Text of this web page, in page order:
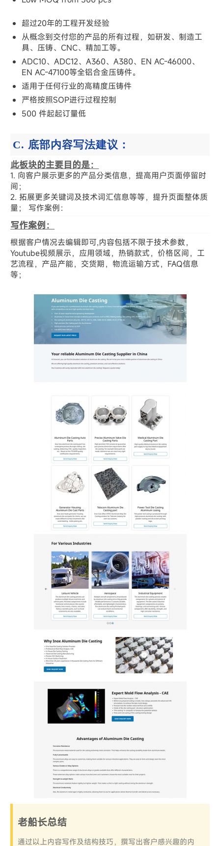
超过20年的工程开发经验
从概念到交付您的产品的所有过程，如研发、制造工
具、压铸、CNC、精加工等。
ADC10、ADC12、A360、A380、EN AC-46000、
EN AC-47100等全铝合金压铸件。
适用于任何行业的高精度压铸件
严格按照SOP进行过程控制
500 件起起订量低
C. 底部内容写法建议：
此板块的主要目的是：
1. 向客户展示更多的产品分类信息，提高用户页面停留时
间；
2. 拓展更多关键词及技术词汇信息等等，提升页面整体质
量； 写作案例：
写作案例：
根据客户情况去编辑即可,内容包括不限于技术参数，
Youtube视频展示，应用领域，热销款式，价格区间，工
艺流程，产品产能，交货期，物流运输方式，FAQ信息
等；
老船长总结
通过以上内容写作及结构技巧，撰写出客户感兴趣的内